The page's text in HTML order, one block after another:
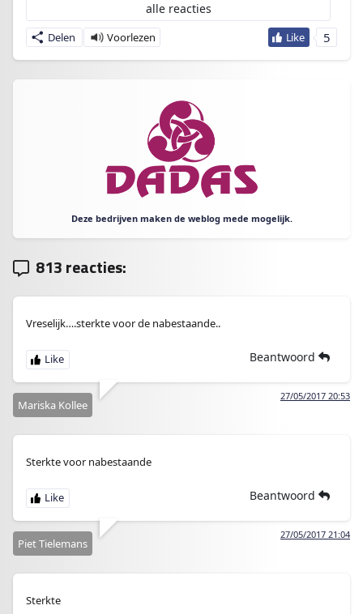
5
Delen
alle reacties
Deze bedrijven maken de weblog mede mogelijk.
813 reacties:
Vreselijk….sterkte voor de nabestaande..
Beantwoord
27/05/2017 20:53
Mariska Kollee
Sterkte voor nabestaande
Beantwoord
27/05/2017 21:04
Piet Tielemans
Sterkte